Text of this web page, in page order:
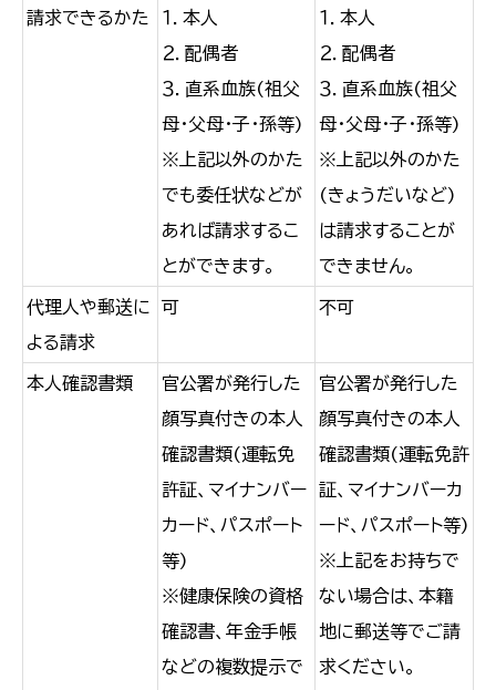
請求できるかた
１．本人
２．配偶者
３．直系血族(祖父
母・父母・子・孫等)
※上記以外のかた
でも委任状などが
あれば請求するこ
とができます。
１．本人
２．配偶者
３．直系血族(祖父
母・父母・子・孫等)
※上記以外のかた
(きょうだいなど)
は請求することが
できません。
代理人や郵送に
よる請求
可 不可
本人確認書類
官公署が発行した
顔写真付きの本人
確認書類(運転免
許証、マイナンバー
カード、パスポート
等)
※健康保険の資格
確認書、年金手帳
などの複数提示で
官公署が発行した
顔写真付きの本人
確認書類(運転免許
証、マイナンバーカ
ード、パスポート等)
※上記をお持ちで
ない場合は、本籍
地に郵送等でご請
求ください。